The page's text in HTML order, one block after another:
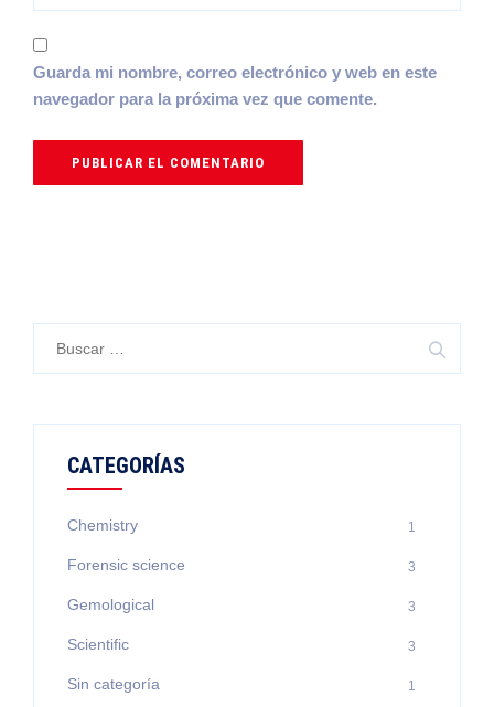
Guarda mi nombre, correo electrónico y web en este
navegador para la próxima vez que comente.
CATEGORÍAS
Chemistry 1
Forensic science 3
Gemological 3
Scientific 3
Sin categoría 1